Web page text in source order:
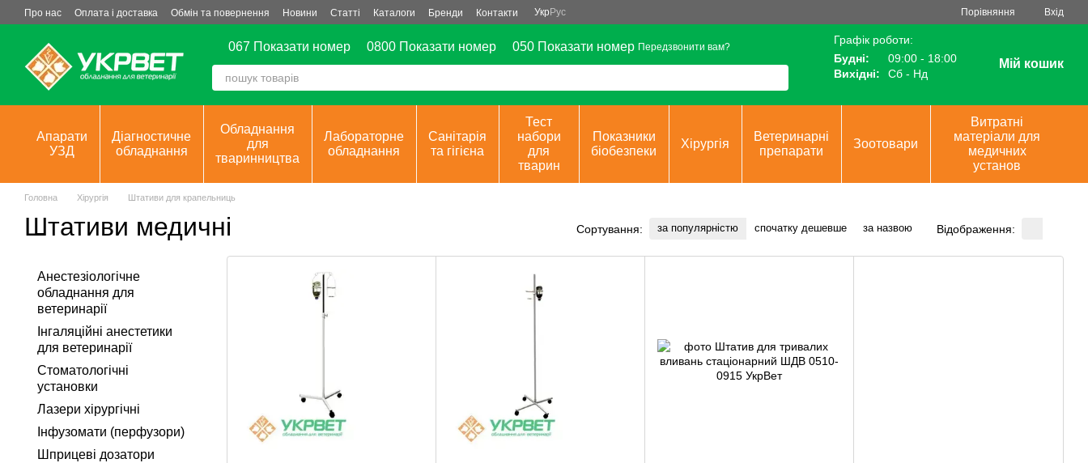
Перейти до основного контенту
Про нас Оплата і доставка Обмін та повернення Новини Статті Каталоги Бренди Контакти Укр Рус Порівняння Вхід
067 Показати номер 0800 Показати номер 050 Показати номер Передзвонити вам?
Графік роботи:
Будні:
09:00 - 18:00
Вихідні:
Сб - Нд
Мій кошик
Апарати
УЗД
Діагностичне
обладнання
Обладнання
для
тваринництва
Лабораторне
обладнання
Санітарія
та гігієна
Тест
набори
для
тварин
Показники
біобезпеки
Хірургія
Ветеринарні
препарати
Зоотовари
Витратні
матеріали для
медичних
установ
Головна Хірургія Штативи для крапельниць
Штативи медичні Сортування: за популярністю спочатку дешевше за назвою Відображення:
Анестезіологічне
обладнання для
ветеринарії
Інгаляційні анестетики
для ветеринарії
Стоматологічні
установки
Лазери хірургічні
Інфузомати (перфузори)
Шприцеві дозатори